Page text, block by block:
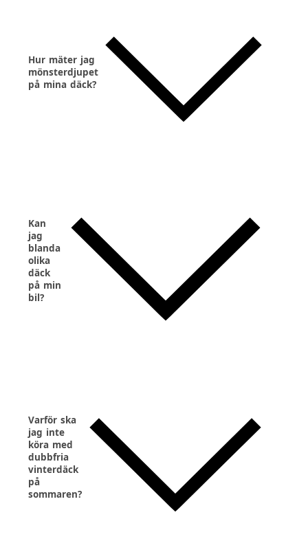
Hur mäter jag
mönsterdjupet
på mina däck?
Kan
jag
blanda
olika
däck
på min
bil?
Varför ska
jag inte
köra med
dubbfria
vinterdäck
på
sommaren?